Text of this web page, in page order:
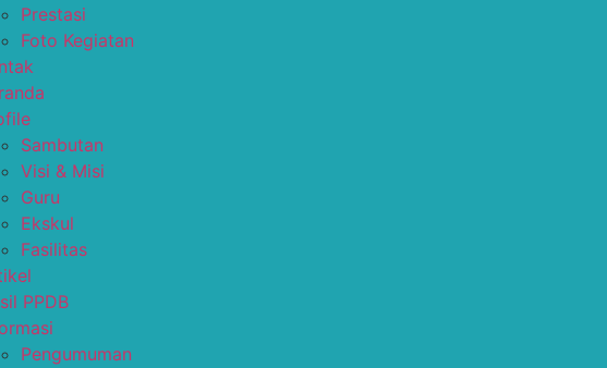
Prestasi
Foto Kegiatan
Sambutan
Visi & Misi
Guru
Ekskul
Fasilitas
PPDB
Pengumuman